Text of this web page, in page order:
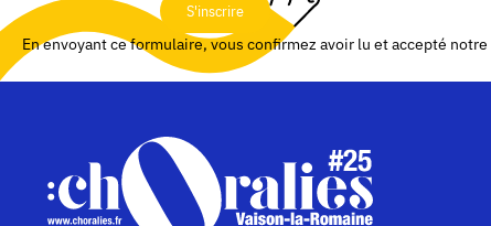
S'inscrire
En envoyant ce formulaire, vous confirmez avoir lu et accepté notre